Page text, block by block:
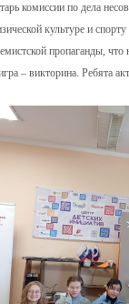
комиссии по дела
культуре и
пропаганды, что
– викторина. Ребята